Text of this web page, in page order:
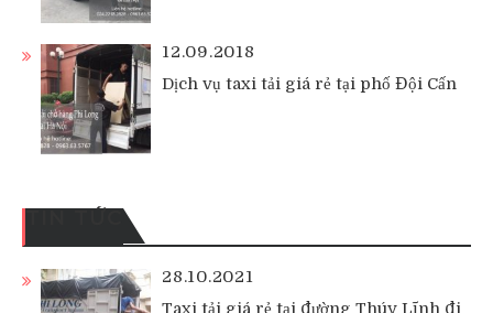
12.09.2018
Dịch vụ taxi tải giá rẻ tại phố Đội Cấn
TIN TỨC
28.10.2021
Taxi tải giá rẻ tại đường Thúy Lĩnh đi